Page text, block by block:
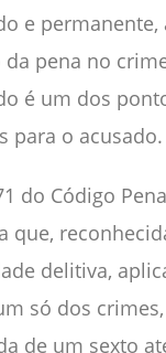
e permanente,
da pena no
é um dos
para o acusado.
do Código
que,
delitiva,
só dos crimes,
de um sexto